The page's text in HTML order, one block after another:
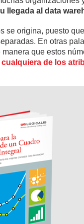
llegada al data
se origina, puesto
En otras
que estos
de los